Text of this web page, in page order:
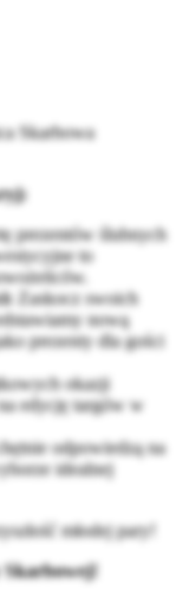
Skarbowa
prezentów ślubnych
to
Zaskocz swoich
nową
prezenty dla gości
okazji
edycję targów w
odpowiedzą na
idealnej
młodej pary!
Skarbowej!